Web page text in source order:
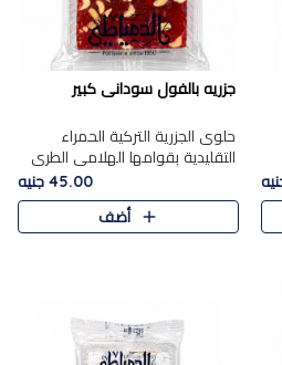
جزريه بالفول سودانى كبير
حلوى الجزرية التركية الحمراء
التقليدية بقوامها الهلامي الطري
ولونها الأحمر المميز، محشوة
بسخاء بالفول السوداني المحمص
لتمنحك توازنًا رائعًا ..
45.00 جنيه
أضف